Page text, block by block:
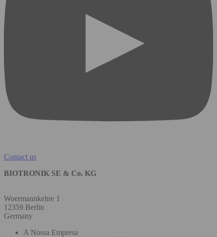
Contact us
BIOTRONIK SE & Co. KG
Woermannkehre 1
12359 Berlin
Germany
A Nossa Empresa